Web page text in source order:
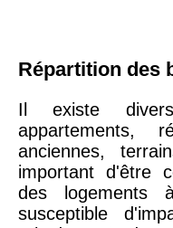
19ème
arrondissement
9
51100 - Reims 3
75013 -Paris
Répartition des
Il existe
appartements,
anciennes,
important d'être
des logements
susceptible